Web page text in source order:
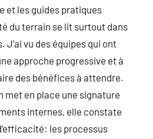
et les guides pratiques
du terrain se lit surtout dans
J’ai vu des équipes qui ont
approche progressive et à
des bénéfices à attendre.
met en place une signature
internes, elle constate
les processus